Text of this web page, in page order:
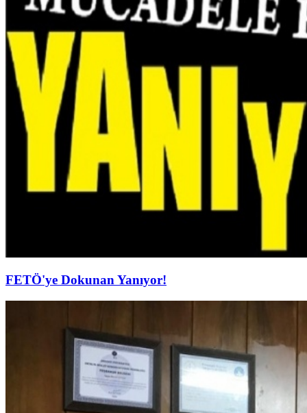
FETÖ'ye Dokunan Yanıyor!